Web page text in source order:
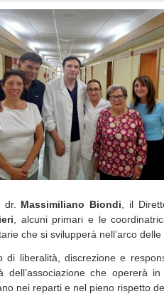
dr. Massimiliano Biondi , il
, alcuni primari e le
che si svilupperà nell’arco
di liberalità, discrezione e
dell’associazione che opererà
nei reparti e nel pieno rispetto